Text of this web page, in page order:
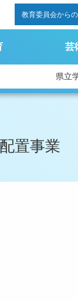
教育委員会から
芸
県立
置事業